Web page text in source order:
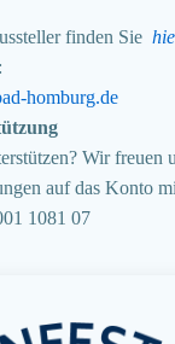
finden Sie
homburg.de
Wir freuen
auf das Konto
1081 07